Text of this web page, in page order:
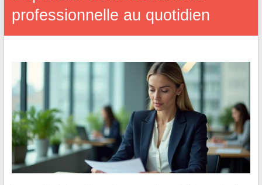
professionnelle au quotidien